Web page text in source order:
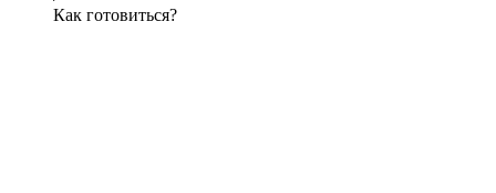
Как готовиться?